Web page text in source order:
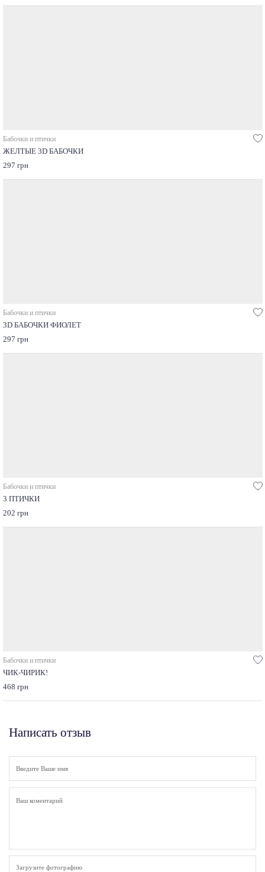
Бабочки и птички
ЖЕЛТЫЕ 3D БАБОЧКИ
297 грн
Бабочки и птички
3D БАБОЧКИ ФИОЛЕТ
297 грн
Бабочки и птички
3 ПТИЧКИ
202 грн
Бабочки и птички
ЧИК-ЧИРИК!
468 грн
Написать отзыв
Загрузите фотографию